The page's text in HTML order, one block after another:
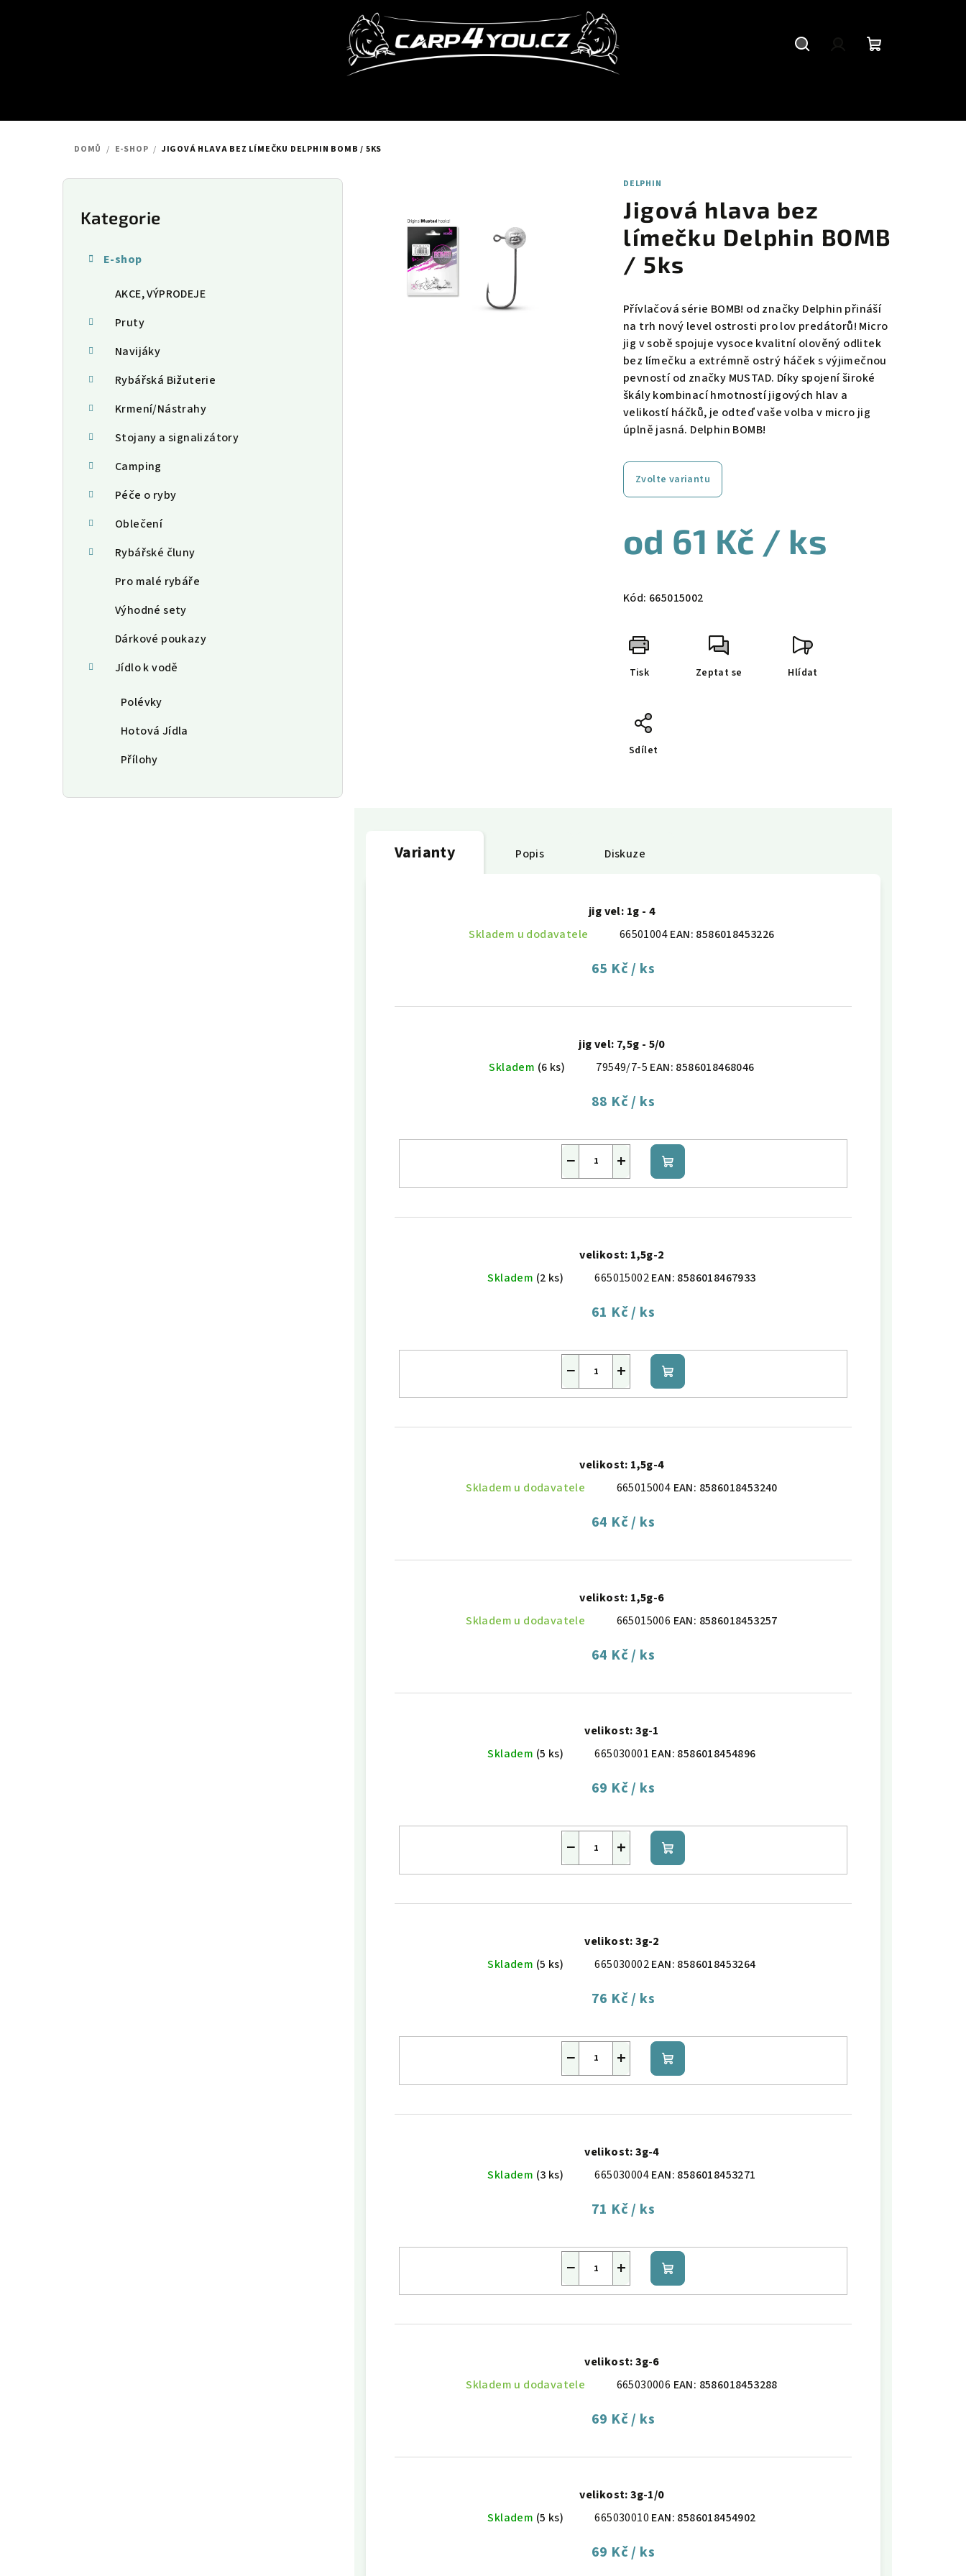
DOMŮ / E-SHOP / JIGOVÁ HLAVA BEZ LÍMEČKU DELPHIN BOMB / 5KS
P
Přeskočit
kategorie
Kategorie
E-shop
AKCE, VÝPRODEJE
Pruty
Navijáky
Rybářská Bižuterie
Krmení/Nástrahy
Stojany a signalizátory
Camping
Péče o ryby
Oblečení
Rybářské čluny
Pro malé rybáře
Výhodné sety
Dárkové poukazy
Jídlo k vodě
Polévky
Hotová Jídla
Přílohy
DELPHIN
Jigová hlava bez
límečku Delphin BOMB
/ 5ks
Přívlačová série BOMB! od značky Delphin přináší
na trh nový level ostrosti pro lov predátorů! Micro
jig v sobě spojuje vysoce kvalitní olověný odlitek
bez límečku a extrémně ostrý háček s výjimečnou
pevností od značky MUSTAD. Díky spojení široké
škály kombinací hmotností jigových hlav a
velikostí háčků, je odteď vaše volba v micro jig
úplně jasná. Delphin BOMB!
Zvolte variantu
od 61 Kč / ks
cena:
Kód: 665015002
Tisk Zeptat se Hlídat
Sdílet
Varianty Popis Diskuze
jig vel: 1g - 4
Skladem u dodavatele
66501004EAN: 8586018453226
65 Kč/ ks
jig vel: 7,5g - 5/0
Skladem (6 ks) 79549/7-5 EAN: 8586018468046
88 Kč/ ks
+
− Do
košíku
velikost: 1,5g-2
Skladem (2 ks) 665015002EAN: 8586018467933
61 Kč/ ks
+
− Do
košíku
velikost: 1,5g-4
Skladem u dodavatele
665015004 EAN: 8586018453240
64 Kč/ ks
velikost: 1,5g-6
Skladem u dodavatele
665015006 EAN: 8586018453257
64 Kč/ ks
velikost: 3g-1
Skladem (5 ks) 665030001 EAN: 8586018454896
69 Kč/ ks
+
− Do
košíku
velikost: 3g-2
Skladem (5 ks) 665030002EAN: 8586018453264
76 Kč/ ks
+
− Do
košíku
velikost: 3g-4
Skladem (3 ks) 665030004EAN: 8586018453271
71 Kč/ ks
+
− Do
košíku
velikost: 3g-6
Skladem u dodavatele
665030006 EAN: 8586018453288
69 Kč/ ks
velikost: 3g-1/0
Skladem (5 ks) 665030010 EAN: 8586018454902
69 Kč/ ks